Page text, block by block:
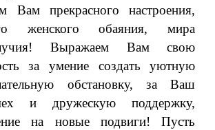
Вам прекрасного настроения,
женского обаяния, мира
Выражаем Вам свою
за умение создать уютную
обстановку, за Ваш
и дружескую поддержку,
на новые подвиги! Пусть